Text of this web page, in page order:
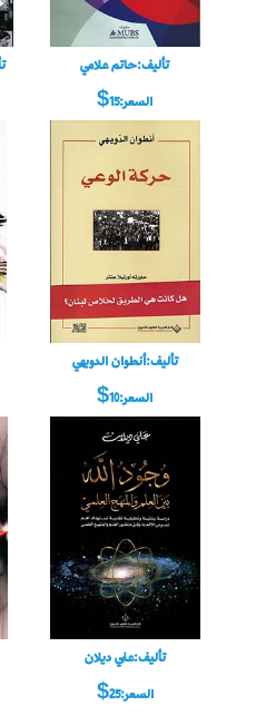
تأليف:حاتم علامي
السعر:15$
تأليف:أنطوان الدويهي
السعر:10$
تأليف:علي ديلان
السعر:25$